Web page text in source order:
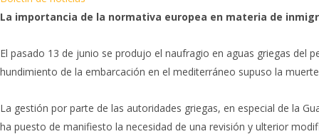
La importancia de la normativa europea en materia de
El pasado 13 de junio se produjo el naufragio en aguas griegas del
hundimiento de la embarcación en el mediterráneo supuso la
La gestión por parte de las autoridades griegas, en especial de la
ha puesto de manifiesto la necesidad de una revisión y ulterior